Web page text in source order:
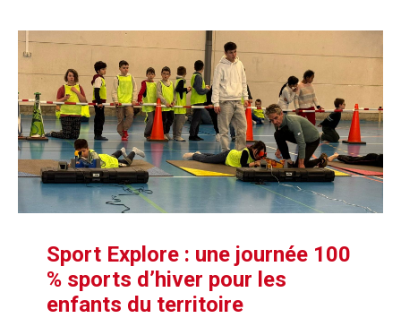
Sport Explore : une journée 100
% sports d’hiver pour les
enfants du territoire